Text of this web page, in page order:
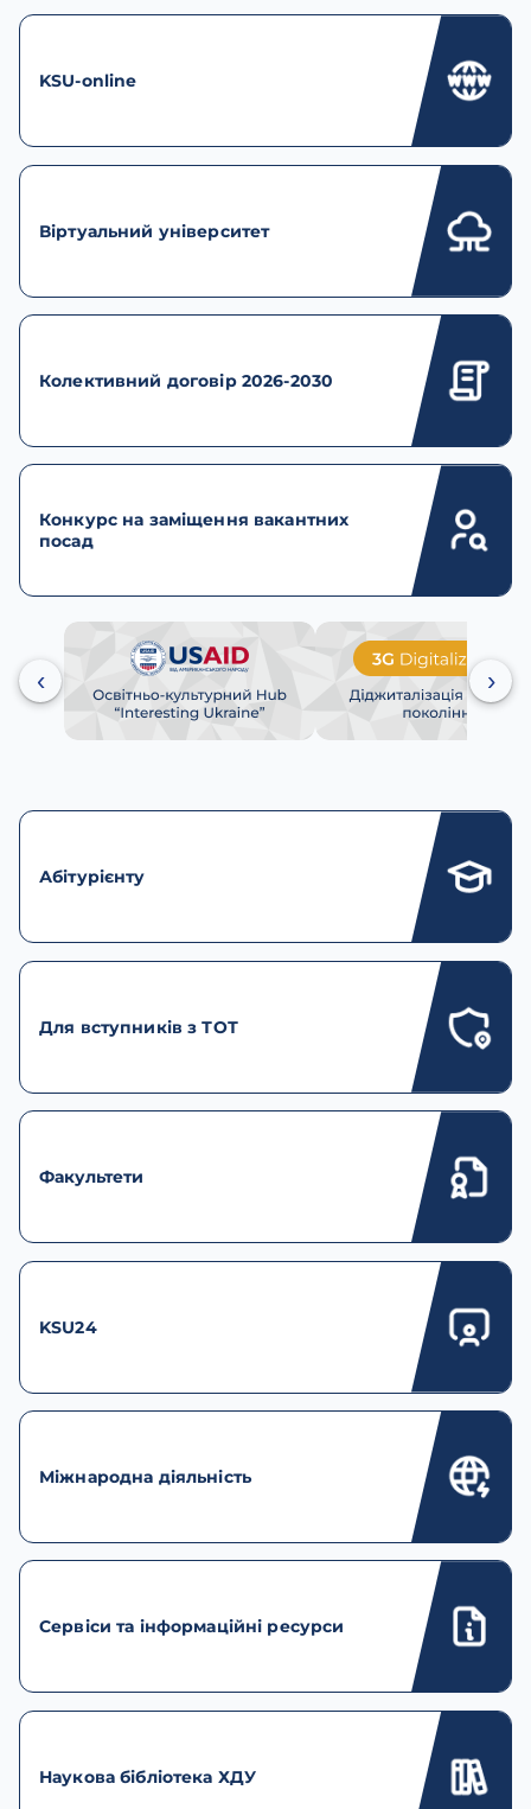
Абітурієнту
Для вступників з ТОТ
Факультети
KSU24
Міжнародна діяльність
Сервіси та інформаційні ресурси
Наукова бібліотека ХДУ
KSU-online
Віртуальний університет
Колективний договір 2026-2030
Конкурс на заміщення вакантних
посад
‹ ›